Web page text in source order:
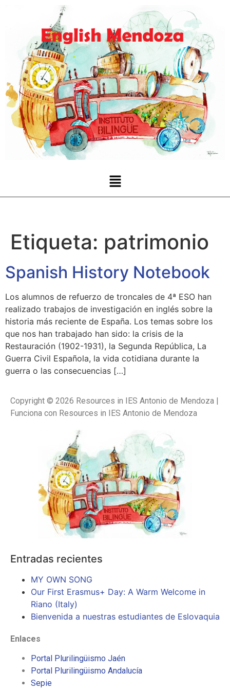
Etiqueta: patrimonio
Spanish History Notebook
Los alumnos de refuerzo de troncales de 4ª ESO han
realizado trabajos de investigación en inglés sobre la
historia más reciente de España. Los temas sobre los
que nos han trabajado han sido: la crisis de la
Restauración (1902-1931), la Segunda República, La
Guerra Civil Española, la vida cotidiana durante la
guerra o las consecuencias […]
Copyright © 2026 Resources in IES Antonio de Mendoza |
Funciona con Resources in IES Antonio de Mendoza
Entradas recientes
MY OWN SONG
Our First Erasmus+ Day: A Warm Welcome in
Riano (Italy)
Bienvenida a nuestras estudiantes de Eslovaquia
Enlaces
Portal Plurilingüismo Jaén
Portal Plurilingüismo Andalucía
Sepie